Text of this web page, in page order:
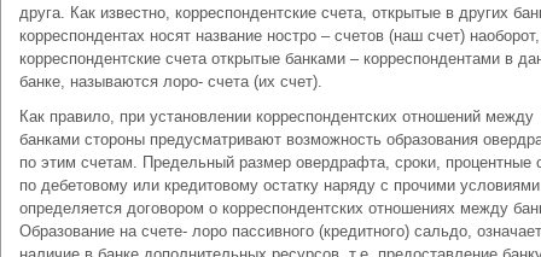
друга. Как известно, корреспондентские счета, открытые в других
корреспондентах носят название ностро – счетов (наш счет) наоборот,
корреспондентские счета открытые банками – корреспондентами в
банке, называются лоро- счета (их счет).
Как правило, при установлении корреспондентских отношений между
банками стороны предусматривают возможность образования
по этим счетам. Предельный размер овердрафта, сроки, процентные
по дебетовому или кредитовому остатку наряду с прочими условиями
определяется договором о корреспондентских отношениях между
Образование на счете- лоро пассивного (кредитного) сальдо, означает